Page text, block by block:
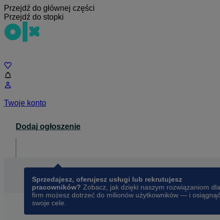
Przejdź do głównej części
Przejdź do stopki
Twoje konto
Dodaj ogłoszenie
Sprzedajesz, oferujesz usługi lub rekrutujesz
pracowników? Zobacz, jak dzięki naszym rozwiązaniom dla
firm możesz dotrzeć do milionów użytkowników — i osiągnąć
swoje cele.